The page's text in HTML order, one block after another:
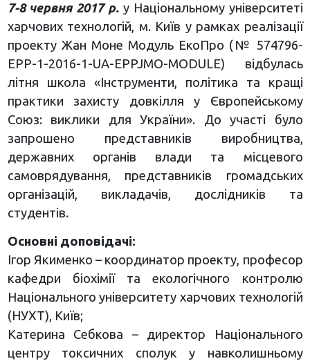
7-8 червня 2017 р. у Національному університеті
харчових технологій, м. Київ у рамках реалізації
проекту Жан Моне Модуль ЕкоПро (№ 574796-
EPP-1-2016-1-UA-EPPJMO-MODULE) відбулась
літня школа «Інструменти, політика та кращі
практики захисту довкілля у Європейському
Союз: виклики для України». До участі було
запрошено представників виробництва,
державних органів влади та місцевого
самоврядування, представників громадських
організацій, викладачів, дослідників та
студентів.
Основні доповідачі:
Ігор Якименко – координатор проекту, професор
кафедри біохімії та екологічного контролю
Національного університету харчових технологій
(НУХТ), Київ;
Катерина Себкова – директор Національного
центру токсичних сполук у навколишньому